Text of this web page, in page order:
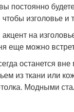
постоянно
изголовье и
на
еще можно
останется
из ткани или
Модными